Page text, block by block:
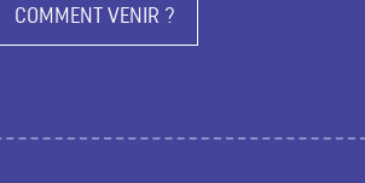
COMMENT VENIR ?